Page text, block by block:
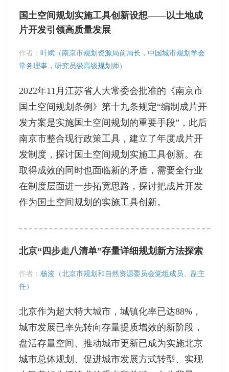
国土空间规划实施工具创新设想——以土地成
片开发引领高质量发展
作者： 叶斌（南京市规划资源局前局长，中国城市规划学会
常务理事，研究员级高级规划师）
2022年11月江苏省人大常委会批准的《南京市
国土空间规划条例》第十九条规定“编制成片开
发方案是实施国土空间规划的重要手段”，此后
南京市整合现行政策工具，建立了年度成片开
发制度，探讨国土空间规划实施工具创新。在
取得成效的同时也面临新的矛盾，需要全行业
在制度层面进一步拓宽思路，探讨把成片开发
作为国土空间规划的实施工具创新。
北京“四步走八清单”存量详细规划新方法探索
作者： 杨浚（北京市规划和自然资源委员会党组成员、副主
任）
北京作为超大特大城市，城镇化率已达88%，
城市发展已率先转向存量提质增效的新阶段，
盘活存量空间、推动城市更新已成为实施北京
城市总体规划、促进城市发展方式转型、实现